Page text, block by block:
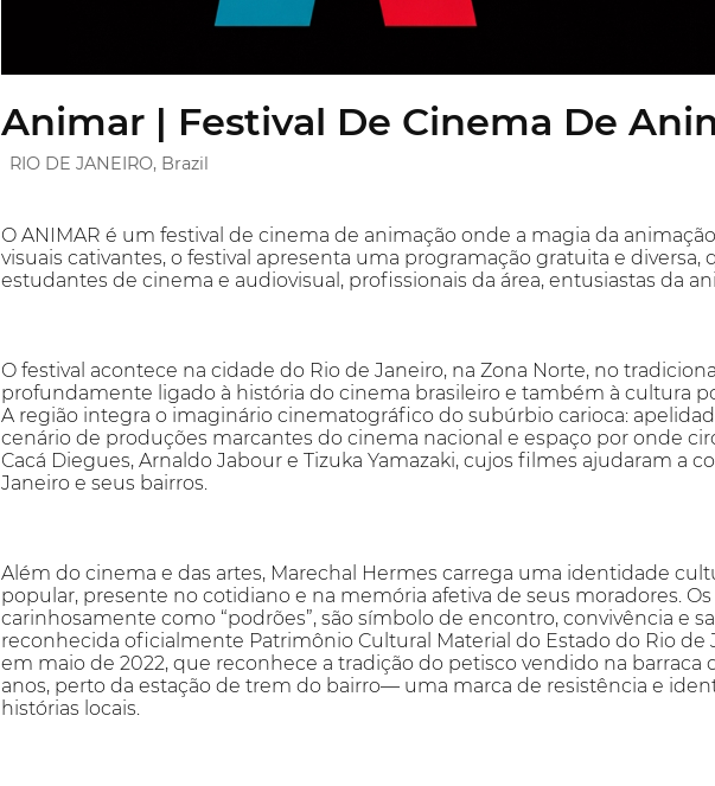
Animar | Festival De Cinema De
RIO DE JANEIRO, Brazil
O ANIMAR é um festival de cinema de animação onde a magia da
visuais cativantes, o festival apresenta uma programação gratuita e
estudantes de cinema e audiovisual, profissionais da área, entusiastas da
O festival acontece na cidade do Rio de Janeiro, na Zona Norte, no
profundamente ligado à história do cinema brasileiro e também à cultura
A região integra o imaginário cinematográfico do subúrbio carioca:
cenário de produções marcantes do cinema nacional e espaço por onde
Cacá Diegues, Arnaldo Jabour e Tizuka Yamazaki, cujos filmes ajudaram a
Janeiro e seus bairros.
Além do cinema e das artes, Marechal Hermes carrega uma identidade
popular, presente no cotidiano e na memória afetiva de seus moradores.
carinhosamente como “podrões”, são símbolo de encontro, convivência e
reconhecida oficialmente Patrimônio Cultural Material do Estado do Rio de
em maio de 2022, que reconhece a tradição do petisco vendido na
anos, perto da estação de trem do bairro— uma marca de resistência e
histórias locais.